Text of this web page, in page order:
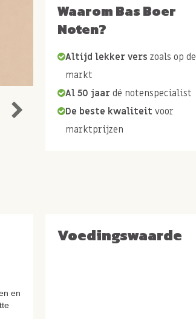
Waarom Bas Boer
Noten?
Altijd lekker vers zoals op de
markt
Al 50 jaar dé notenspecialist
De beste kwaliteit voor
marktprijzen
en
Voedingswaarde